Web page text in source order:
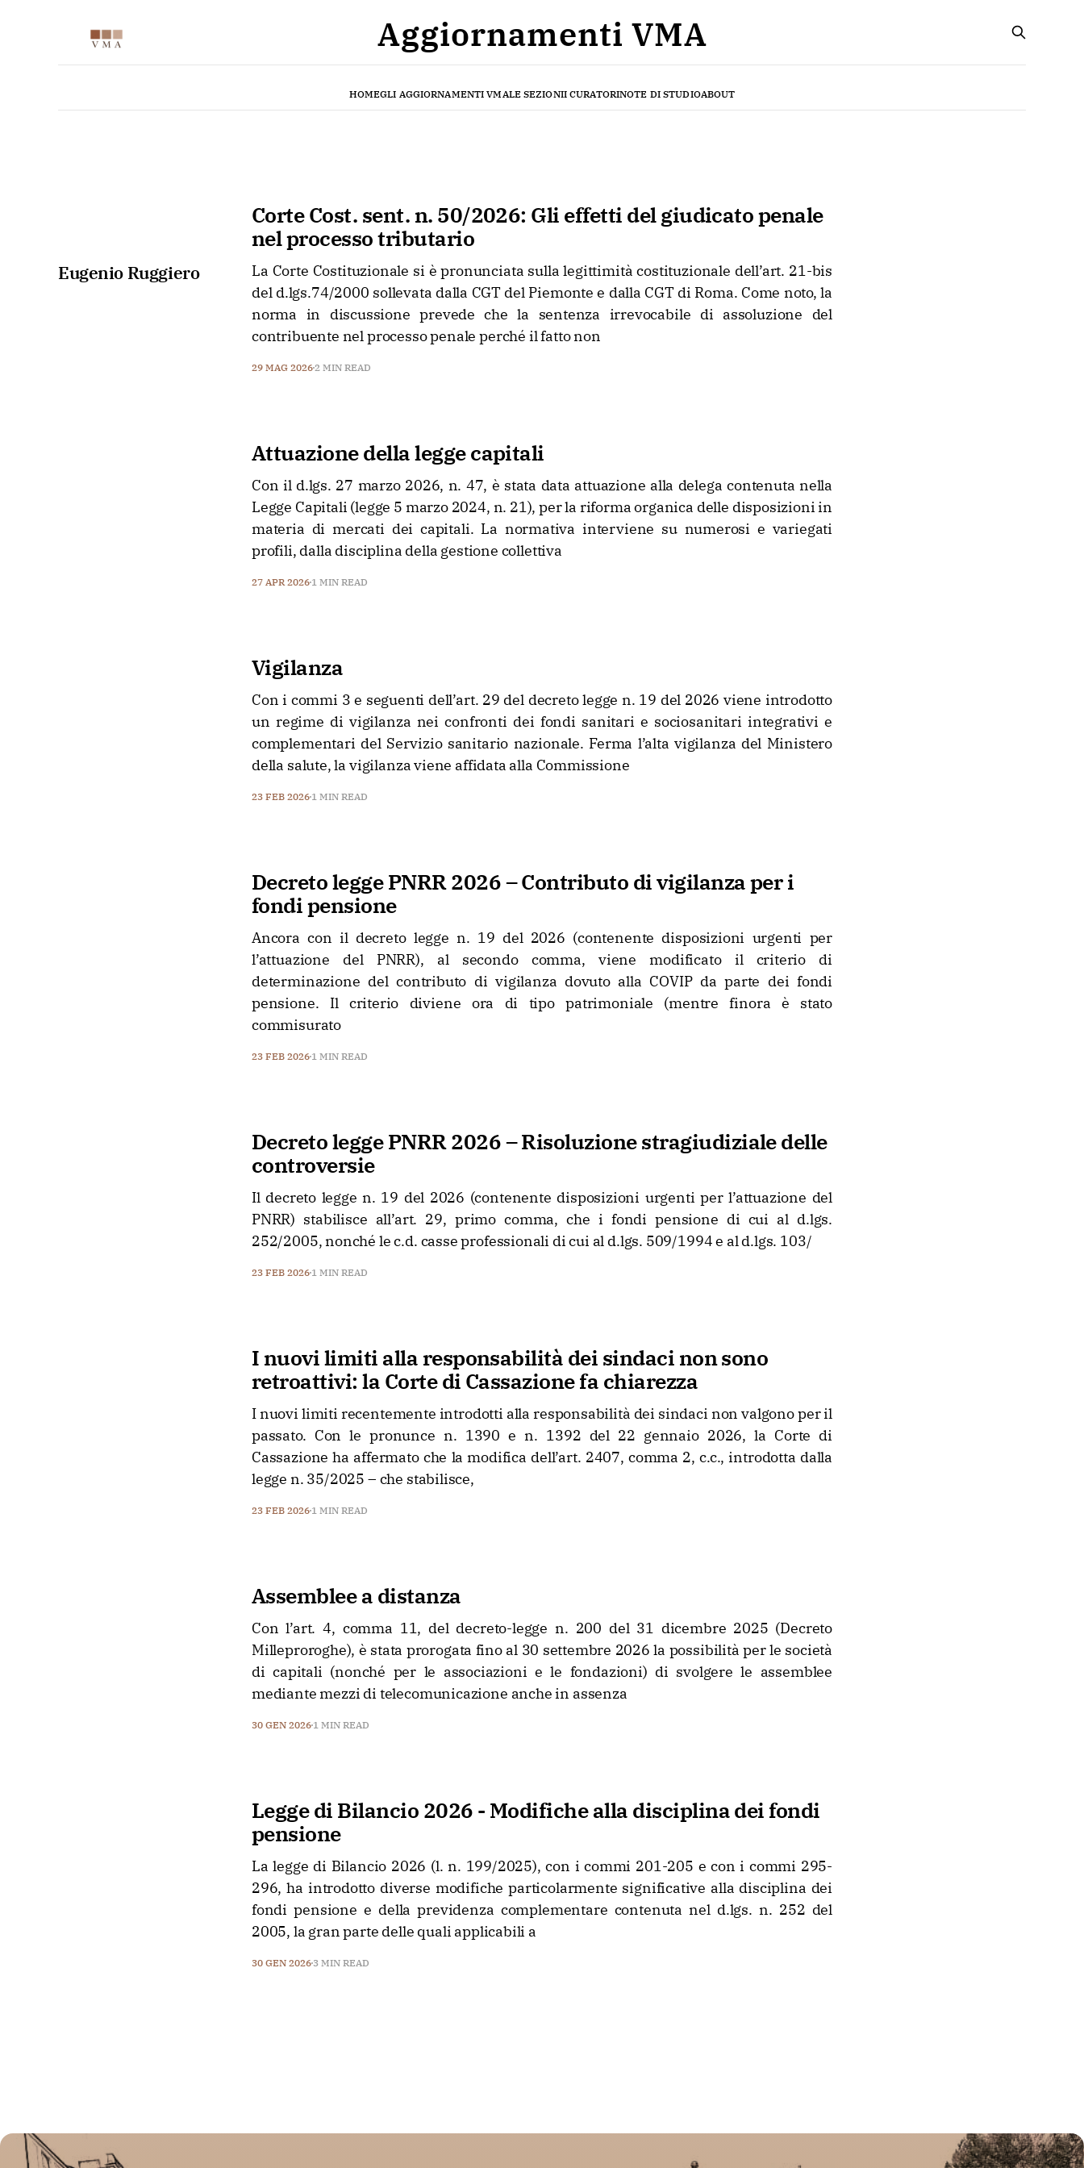
HOMEGLI AGGIORNAMENTI VMALE SEZIONII CURATORINOTE DI STUDIOABOUT
Aggiornamenti VMA
Eugenio Ruggiero
Corte Cost. sent. n. 50/2026: Gli effetti del giudicato penale
nel processo tributario
La Corte Costituzionale si è pronunciata sulla legittimità costituzionale dell’art. 21-bis
del d.lgs.74/2000 sollevata dalla CGT del Piemonte e dalla CGT di Roma. Come noto, la
norma in discussione prevede che la sentenza irrevocabile di assoluzione del
contribuente nel processo penale perché il fatto non
29 MAG 2026 2 MIN READ
Attuazione della legge capitali
Con il d.lgs. 27 marzo 2026, n. 47, è stata data attuazione alla delega contenuta nella
Legge Capitali (legge 5 marzo 2024, n. 21), per la riforma organica delle disposizioni in
materia di mercati dei capitali. La normativa interviene su numerosi e variegati
profili, dalla disciplina della gestione collettiva
27 APR 2026 1 MIN READ
Vigilanza
Con i commi 3 e seguenti dell’art. 29 del decreto legge n. 19 del 2026 viene introdotto
un regime di vigilanza nei confronti dei fondi sanitari e sociosanitari integrativi e
complementari del Servizio sanitario nazionale. Ferma l’alta vigilanza del Ministero
della salute, la vigilanza viene affidata alla Commissione
23 FEB 2026 1 MIN READ
Decreto legge PNRR 2026 – Contributo di vigilanza per i
fondi pensione
Ancora con il decreto legge n. 19 del 2026 (contenente disposizioni urgenti per
l’attuazione del PNRR), al secondo comma, viene modificato il criterio di
determinazione del contributo di vigilanza dovuto alla COVIP da parte dei fondi
pensione. Il criterio diviene ora di tipo patrimoniale (mentre finora è stato
commisurato
23 FEB 2026 1 MIN READ
Decreto legge PNRR 2026 – Risoluzione stragiudiziale delle
controversie
Il decreto legge n. 19 del 2026 (contenente disposizioni urgenti per l’attuazione del
PNRR) stabilisce all’art. 29, primo comma, che i fondi pensione di cui al d.lgs.
252/2005, nonché le c.d. casse professionali di cui al d.lgs. 509/1994 e al d.lgs. 103/
23 FEB 2026 1 MIN READ
I nuovi limiti alla responsabilità dei sindaci non sono
retroattivi: la Corte di Cassazione fa chiarezza
I nuovi limiti recentemente introdotti alla responsabilità dei sindaci non valgono per il
passato. Con le pronunce n. 1390 e n. 1392 del 22 gennaio 2026, la Corte di
Cassazione ha affermato che la modifica dell’art. 2407, comma 2, c.c., introdotta dalla
legge n. 35/2025 – che stabilisce,
23 FEB 2026 1 MIN READ
Assemblee a distanza
Con l’art. 4, comma 11, del decreto-legge n. 200 del 31 dicembre 2025 (Decreto
Milleproroghe), è stata prorogata fino al 30 settembre 2026 la possibilità per le società
di capitali (nonché per le associazioni e le fondazioni) di svolgere le assemblee
mediante mezzi di telecomunicazione anche in assenza
30 GEN 2026 1 MIN READ
Legge di Bilancio 2026 - Modifiche alla disciplina dei fondi
pensione
La legge di Bilancio 2026 (l. n. 199/2025), con i commi 201-205 e con i commi 295-
296, ha introdotto diverse modifiche particolarmente significative alla disciplina dei
fondi pensione e della previdenza complementare contenuta nel d.lgs. n. 252 del
2005, la gran parte delle quali applicabili a
30 GEN 2026 3 MIN READ